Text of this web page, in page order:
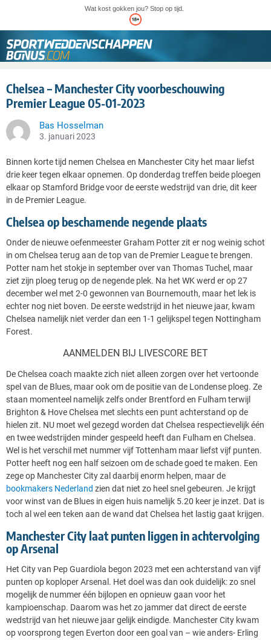
Wat kost gokken jou? Stop op tijd.
Chelsea – Manchester City voorbeschouwing
Premier League 05-01-2023
Bas Hosselman
3. januari 2023
Binnen korte tijd nemen Chelsea en Manchester City het maar liefst
drie keer tegen elkaar opnemen. Op donderdag treffen beide ploegen
elkaar op Stamford Bridge voor de eerste wedstrijd van drie, dit keer
in de Premier League.
Chelsea op beschamende negende plaats
Onder de nieuwe oefenmeester Graham Potter zit er nog weinig schot
in om Chelsea terug aan de top van de Premier League te brengen.
Potter nam het stokje in september over van Thomas Tuchel, maar
ziet zijn ploeg terug op de negende plek. Na het WK werd er op 27
december wel met 2-0 gewonnen van Bournemouth, maar het lek is
echter nog niet boven. De eerste wedstrijd in het nieuwe jaar, kwam
Chelsea namelijk niet verder dan een 1-1 gelijkspel tegen Nottingham
Forest.
AANMELDEN BIJ LIVESCORE BET
De Chelsea coach maakte zich niet alleen zorgen over het vertoonde
spel van de Blues, maar ook om de positie van de Londense ploeg. Ze
staan momenteel namelijk zelfs onder Brentford en Fulham terwijl
Brighton & Hove Chelsea met slechts een punt achterstand op de
hielen zit. NU moet wel gezegd worden dat Chelsea respectievelijk één
en twee wedstrijden minder gespeeld heeft dan Fulham en Chelsea.
Wel is het verschil met nummer vijf Tottenham maar liefst vijf punten.
Potter heeft nog een half seizoen om de schade goed te maken. Een
zege op Manchester City zal daarbij enorm helpen, maar de
bookmakers Nederland zien dat niet zo heel snel gebeuren. Je krijgt
voor winst van de Blues in eigen huis namelijk 5.20 keer je inzet. Dat is
toch al wel een teken aan de wand dat Chelsea het lastig gaat krijgen.
Manchester City laat punten liggen in achtervolging
op Arsenal
Het City van Pep Guardiola begon 2023 met een achterstand van vijf
punten op koploper Arsenal. Het doel was dan ook duidelijk: zo snel
mogelijk de nummer één bijlopen en opnieuw gaan voor het
kampioenschap. Daarom was het zo jammer dat direct de eerste
wedstrijd van het nieuwe jaar gelijk eindigde. Manchester City kwam
op voorsprong tegen Everton door een goal van – wie anders- Erling